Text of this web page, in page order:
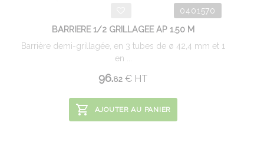
0401570
BARRIERE 1/2 GRILLAGEE AP 1.50 M
Barrière demi-grillagée, en 3 tubes de ø 42,4 mm et 1
en ...
96.82 € HT
AJOUTER AU PANIER